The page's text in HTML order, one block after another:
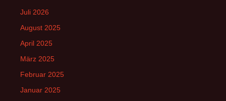
Juli 2026
August 2025
April 2025
März 2025
Februar 2025
Januar 2025